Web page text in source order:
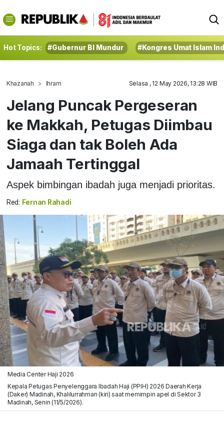
Hot Topics: #Gubernur BI Mundur #Kongres Umat Islam
Khazanah Ihram Selasa , 12 May 2026, 13:28 WIB
Jelang Puncak Pergeseran
ke Makkah, Petugas Diimbau
Siaga dan tak Boleh Ada
Jamaah Tertinggal
Aspek bimbingan ibadah juga menjadi prioritas.
Red: Fernan Rahadi
Media Center Haji 2026
Kepala Petugas Penyelenggara Ibadah Haji (PPIH) 2026 Daerah Kerja
(Daker) Madinah, Khalilurrahman (kiri) saat memimpin apel di Sektor 3
Madinah, Senin (11/5/2026).